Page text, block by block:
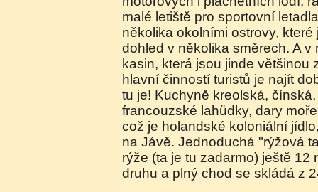
malé letiště pro sportovní
několika okolními ostrovy,
dohled v několika směrech. A v
kasin, která jsou jinde většinou
hlavní činností turistů je najít
tu je! Kuchyně kreolská,
francouzské lahůdky, dary
což je holandské koloniální
na Jávě. Jednoduchá "rýžová
rýže (ta je tu zadarmo) ještě 12
druhu a plný chod se skládá z